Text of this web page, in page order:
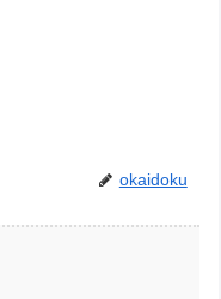
okaidoku